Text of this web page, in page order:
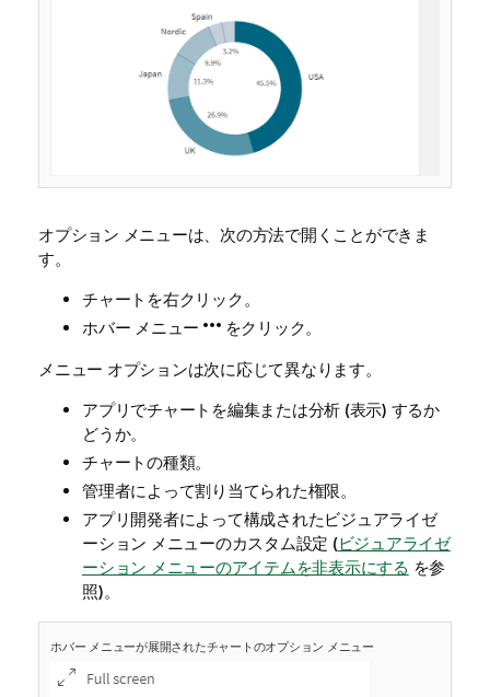
オプション メニューは、次の方法で開くことができま
す。
チャートを右クリック。
ホバー メニュー
をクリック。
メニュー オプションは次に応じて異なります。
アプリでチャートを編集または分析 (表示) するか
どうか。
チャートの種類。
管理者によって割り当てられた権限。
アプリ開発者によって構成されたビジュアライゼ
ーション メニューのカスタム設定 (ビジュアライゼ
ーション メニューのアイテムを非表示にする を参
照)。
ホバー メニューが展開されたチャートのオプション メニュー